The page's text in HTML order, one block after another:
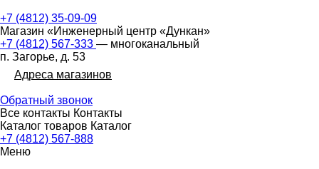
+7 (4812) 35-09-09
Магазин «Инженерный центр «Дункан»
+7 (4812) 567-333 — многоканальный
п. Загорье, д. 53
Адреса магазинов
Обратный звонок
Все контакты Контакты
Каталог товаров Каталог
+7 (4812) 567-888
Меню